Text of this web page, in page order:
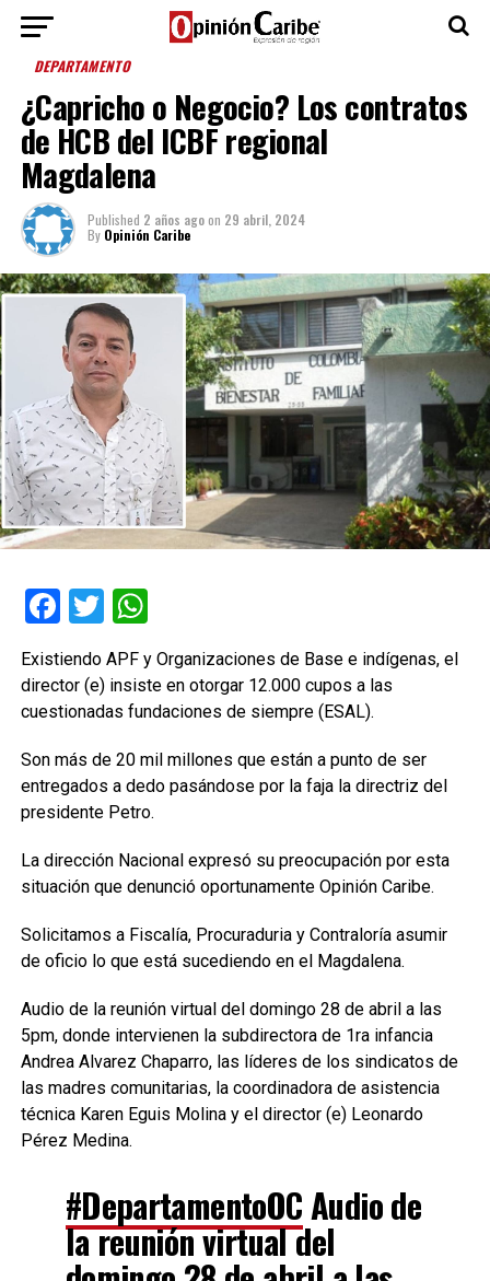
DEPARTAMENTO
¿Capricho o Negocio? Los contratos
de HCB del ICBF regional
Magdalena
Published 2 años agoon 29 abril, 2024
By Opinión Caribe
Facebook
TwitterWhatsApp
Existiendo APF y Organizaciones de Base e indígenas, el
director (e) insiste en otorgar 12.000 cupos a las
cuestionadas fundaciones de siempre (ESAL).
Son más de 20 mil millones que están a punto de ser
entregados a dedo pasándose por la faja la directriz del
presidente Petro.
La dirección Nacional expresó su preocupación por esta
situación que denunció oportunamente Opinión Caribe.
Solicitamos a Fiscalía, Procuraduria y Contraloría asumir
de oficio lo que está sucediendo en el Magdalena.
Audio de la reunión virtual del domingo 28 de abril a las
5pm, donde intervienen la subdirectora de 1ra infancia
Andrea Alvarez Chaparro, las líderes de los sindicatos de
las madres comunitarias, la coordinadora de asistencia
técnica Karen Eguis Molina y el director (e) Leonardo
Pérez Medina.
#DepartamentoOC Audio de
la reunión virtual del